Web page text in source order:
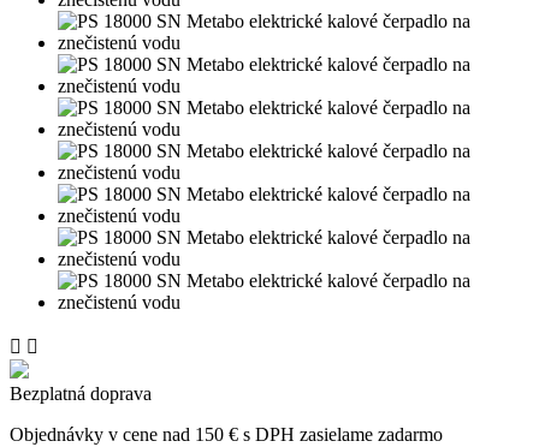
 
Bezplatná doprava
Objednávky v cene nad 150 € s DPH zasielame zadarmo